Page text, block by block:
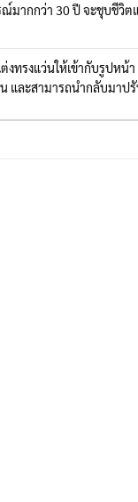
มากกว่า 30 ปี จะชุบชีวิต
งทรงแว่นให้เข้ากับรูปหน้
และสามารถนำกลับมาปรั